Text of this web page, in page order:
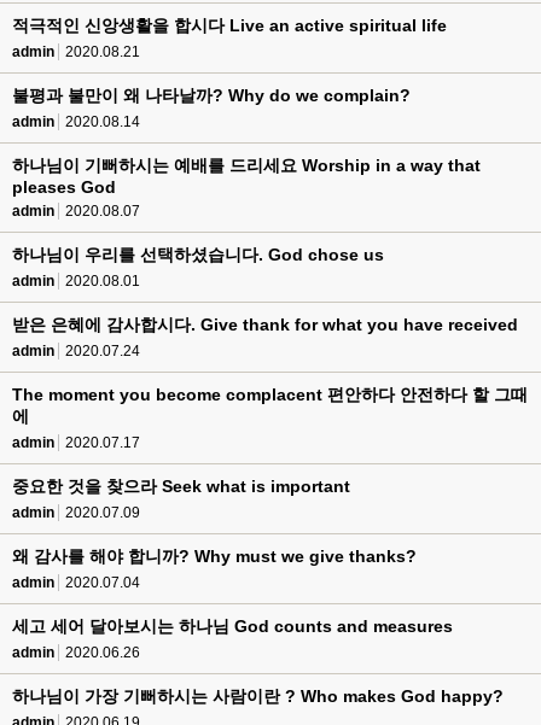
적극적인 신앙생활을 합시다 Live an active spiritual life
admin 2020.08.21
불평과 불만이 왜 나타날까? Why do we complain?
admin 2020.08.14
하나님이 기뻐하시는 예배를 드리세요 Worship in a way that
pleases God
admin 2020.08.07
하나님이 우리를 선택하셨습니다. God chose us
admin 2020.08.01
받은 은혜에 감사합시다. Give thank for what you have received
admin 2020.07.24
The moment you become complacent 편안하다 안전하다 할 그때
에
admin 2020.07.17
중요한 것을 찾으라 Seek what is important
admin 2020.07.09
왜 감사를 해야 합니까? Why must we give thanks?
admin 2020.07.04
세고 세어 달아보시는 하나님 God counts and measures
admin 2020.06.26
하나님이 가장 기뻐하시는 사람이란 ? Who makes God happy?